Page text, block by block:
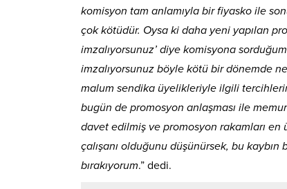
komisyon tam anlamıyla bir fiyasko ile
çok kötüdür. Oysa ki daha yeni yapılan
imzalıyorsunuz’ diye komisyona
imzalıyorsunuz böyle kötü bir dönemde
malum sendika üyelikleriyle ilgili
bugün de promosyon anlaşması ile
davet edilmiş ve promosyon rakamları en
çalışanı olduğunu düşünürsek, bu
bırakıyorum.” dedi.